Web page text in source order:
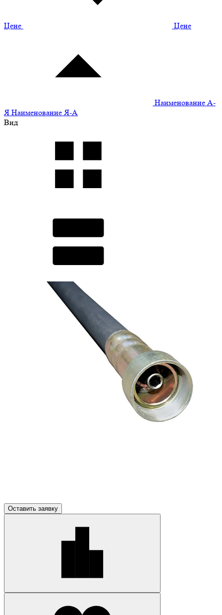
Цене Цене
Наименование А-
Я Наименование Я-А
Вид
Оставить заявку